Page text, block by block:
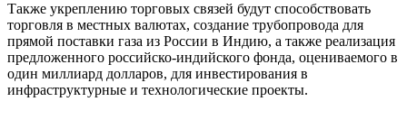
Также укреплению торговых связей будут способствовать
торговля в местных валютах, создание трубопровода для
прямой поставки газа из России в Индию, а также реализация
предложенного российско-индийского фонда, оцениваемого в
один миллиард долларов, для инвестирования в
инфраструктурные и технологические проекты.